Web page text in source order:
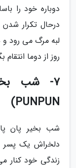
دوباره خود را
درحال تکرار
لبه مرگ می رود و
روز از دوما انتقام
PUNPUN)
شب بخیر پان
دلخراش یک پسر
زندگی خود کنار